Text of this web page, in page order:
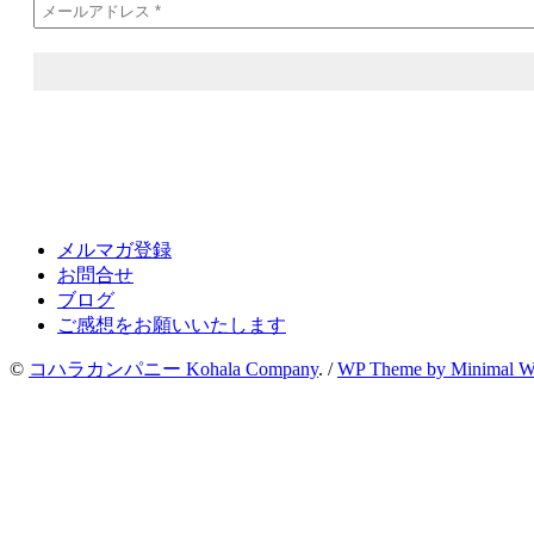
メルマガ登録
お問合せ
ブログ
ご感想をお願いいたします
© コハラカンパニー Kohala Company. /WP Theme by Minimal